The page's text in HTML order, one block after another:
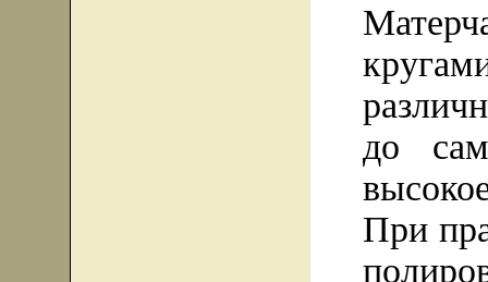
до
При